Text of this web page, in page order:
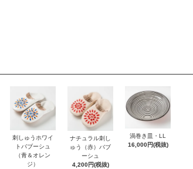
刺しゅうホワイ
トバブーシュ
（青＆オレン
ジ）
ナチュラル刺し
ゅう（赤）バブ
ーシュ
4,200円(税抜)
渦巻き皿・LL
16,000円(税抜)